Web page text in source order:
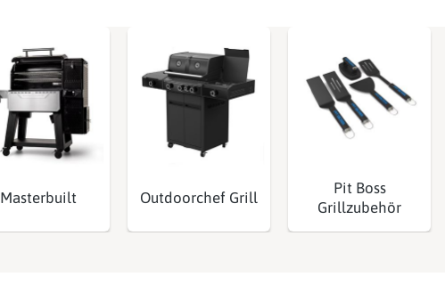
Masterbuilt Outdoorchef Grill
Pit Boss
Grillzubehör